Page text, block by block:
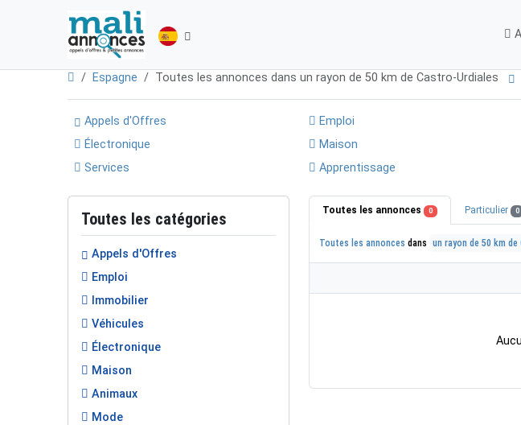
Espagne Toutes les annonces dans un rayon de 50 km de Castro-Urdiales
Appels d'Offres Emploi
Électronique
Maison
Services
Apprentissage
Toutes les catégories
Appels d'Offres
Emploi
Immobilier
Véhicules
Électronique
Maison
Animaux
Mode
Toutes les annonces 0 Particulier 0
Toutes les annonces dans un rayon de 50 km